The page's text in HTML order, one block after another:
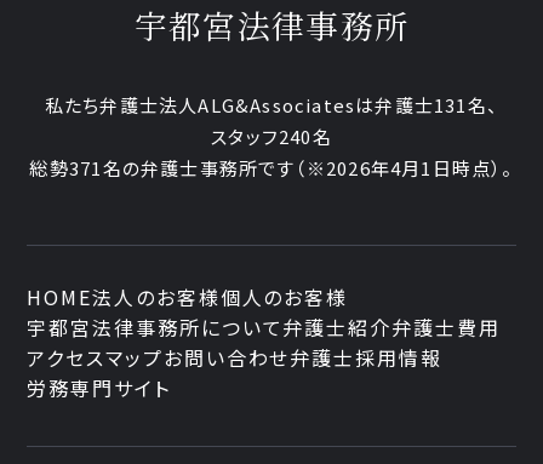
宇都宮法律事務所
私たち弁護士法人ALG&Associatesは弁護士131名、
スタッフ240名
総勢371名の弁護士事務所です （※2026年4月1日時点）。
HOME法人のお客様個人のお客様
宇都宮法律事務所について弁護士紹介弁護士費用
アクセスマップお問い合わせ弁護士採用情報
労務専門サイト